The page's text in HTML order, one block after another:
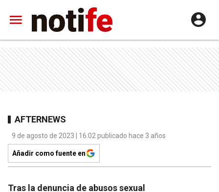
AFTERNEWS
9 de agosto de 2023 | 16:02 publicado hace 3 años
Añadir como fuente en
Tras la denuncia de abusos sexual